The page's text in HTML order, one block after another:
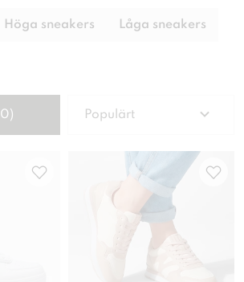
Höga sneakers Låga sneakers
0) Populärt